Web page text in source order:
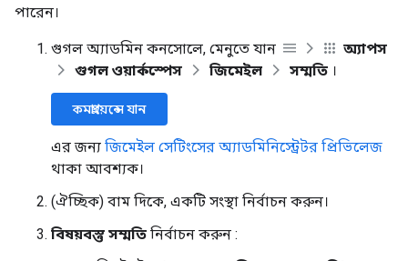
পারেন।
গুগল অ্যাডমিন কনসোলে, মেনুতে যান
অ্যাপস
গুগল ওয়ার্কস্পেস
জিমেইল সম্মতি ।
কমপ্লায়েন্সে যান
এর জন্য জিমেইল সেটিংসের অ্যাডমিনিস্ট্রেটর প্রিভিলেজ
থাকা আবশ্যক।
(ঐচ্ছিক) বাম দিকে, একটি সংস্থা নির্বাচন করুন।
বিষয়বস্তু সম্মতি নির্বাচন করুন :